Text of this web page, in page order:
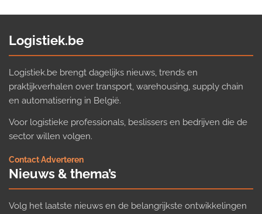
Logistiek.be
Logistiek.be brengt dagelijks nieuws, trends en
praktijkverhalen over transport, warehousing, supply chain
en automatisering in België.
Voor logistieke professionals, beslissers en bedrijven die de
sector willen volgen.
Contact·Adverteren
Nieuws & thema’s
Volg het laatste nieuws en de belangrijkste ontwikkelingen